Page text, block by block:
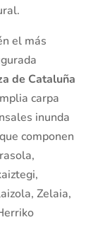
el más
de Cataluña
carpa
inunda
que componen
Zelaia,